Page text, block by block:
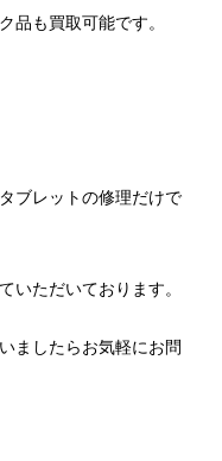
品も買取可能です。
ブレットの修理だけで
いただいております。
ましたらお気軽にお問